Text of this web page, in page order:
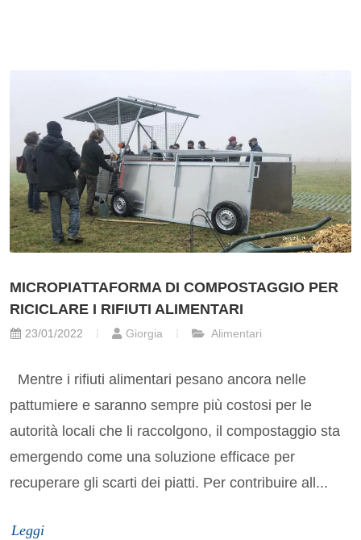
MICROPIATTAFORMA DI COMPOSTAGGIO PER
RICICLARE I RIFIUTI ALIMENTARI
23/01/2022 Giorgia Alimentari
Mentre i rifiuti alimentari pesano ancora nelle
pattumiere e saranno sempre più costosi per le
autorità locali che li raccolgono, il compostaggio sta
emergendo come una soluzione efficace per
recuperare gli scarti dei piatti. Per contribuire all...
Leggi